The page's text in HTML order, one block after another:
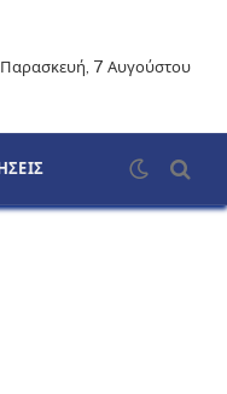
Παρασκευή, 7 Αυγούστου